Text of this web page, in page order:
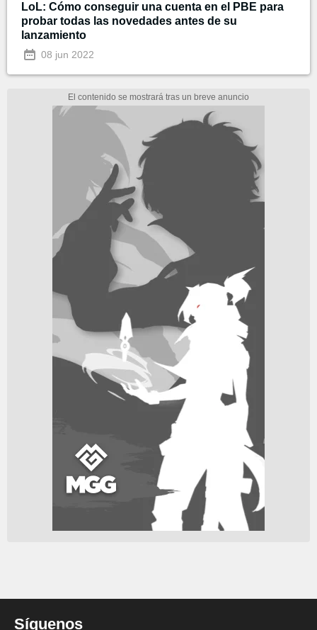
LoL: Cómo conseguir una cuenta en el PBE para
probar todas las novedades antes de su
lanzamiento
08 jun 2022
Síguenos